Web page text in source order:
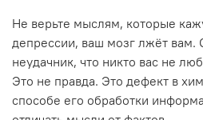
Не верьте мыслям, которые
депрессии, ваш мозг лжёт вам.
неудачник, что никто вас не
Это не правда. Это дефект в
способе его обработки